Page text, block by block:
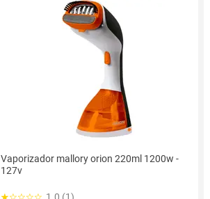
Vaporizador mallory orion 220ml 1200w -
127v